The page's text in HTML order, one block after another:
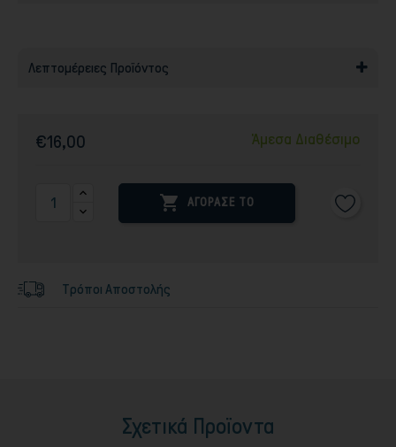
Λεπτομέρειες Προϊόντος
€16,00 Άμεσα Διαθέσιμο
 ΑΓΟΡΑΣΕ ΤΟ
Τρόποι Αποστολής
Σχετικά Προϊοντα